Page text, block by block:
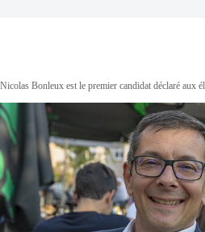
Nicolas Bonleux est le premier candidat déclaré aux